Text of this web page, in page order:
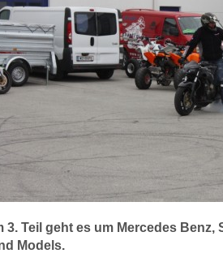
3. Teil geht es um Mercedes
Models.